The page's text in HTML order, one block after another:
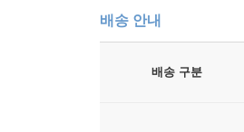
배송 안내
배송 구분